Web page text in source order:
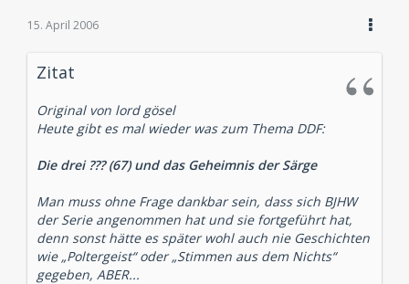
15. April 2006
Zitat
Original von lord gösel
Heute gibt es mal wieder was zum Thema DDF:
Die drei ??? (67) und das Geheimnis der Särge
Man muss ohne Frage dankbar sein, dass sich BJHW
der Serie angenommen hat und sie fortgeführt hat,
denn sonst hätte es später wohl auch nie Geschichten
wie „Poltergeist“ oder „Stimmen aus dem Nichts“
gegeben, ABER...